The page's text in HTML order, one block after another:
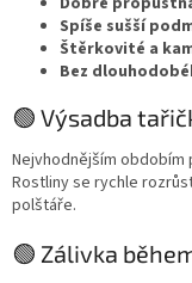
Spíše sušší
Štěrkovité a
Bez
🟢 Výsadba
Nejvhodnějším obdobím
Rostliny se rychle
polštáře.
🟢 Zálivka